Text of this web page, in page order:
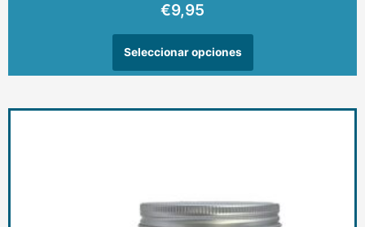
€9,95
Seleccionar opciones
Las
opciones